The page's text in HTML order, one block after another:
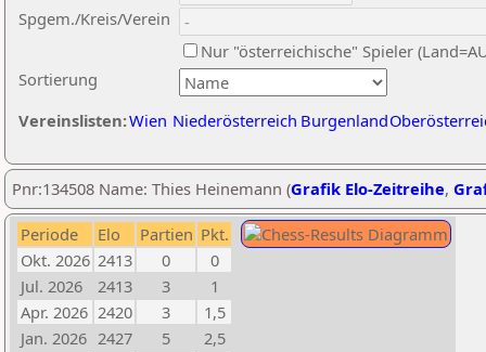
Sortierung
Spgem./Kreis/Verein
Nur "österreichische" Spieler
Vereinslisten:Wien Niederösterreich Burgenland
Pnr:134508 Name: Thies Heinemann (Grafik Elo-Zeitreihe,
Periode Elo Partien Pkt.
Okt. 2026 2413 0
0
Jul. 2026
2413 3
1
Apr. 2026 2420 3
1,5
Jan. 2026 2427 5
2,5